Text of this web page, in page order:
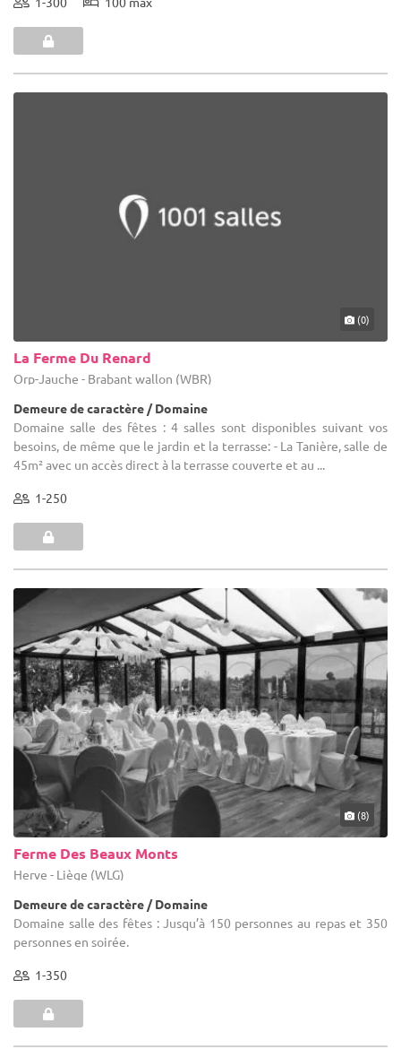
(0)
La Ferme Du Renard
Orp-Jauche - Brabant wallon (WBR)
Demeure de caractère / Domaine
Domaine salle des fêtes : 4 salles sont disponibles suivant vos
besoins, de même que le jardin et la terrasse: - La Tanière, salle de
45m² avec un accès direct à la terrasse couverte et au ...
1-250
(8)
Ferme Des Beaux Monts
Herve - Liège (WLG)
Demeure de caractère / Domaine
Domaine salle des fêtes : Jusqu’à 150 personnes au repas et 350
personnes en soirée.
1-350